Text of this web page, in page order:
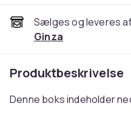
Sælges og leveres
Ginza
Produktbeskrivelse
Denne boks indeholder